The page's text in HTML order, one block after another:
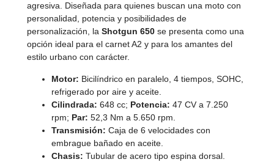
agresiva. Diseñada para quienes buscan una moto con
personalidad, potencia y posibilidades de
personalización, la Shotgun 650 se presenta como una
opción ideal para el carnet A2 y para los amantes del
estilo urbano con carácter.
Motor: Bicilíndrico en paralelo, 4 tiempos, SOHC,
refrigerado por aire y aceite.
Cilindrada: 648 cc; Potencia: 47 CV a 7.250
rpm; Par: 52,3 Nm a 5.650 rpm.
Transmisión: Caja de 6 velocidades con
embrague bañado en aceite.
Chasis: Tubular de acero tipo espina dorsal.